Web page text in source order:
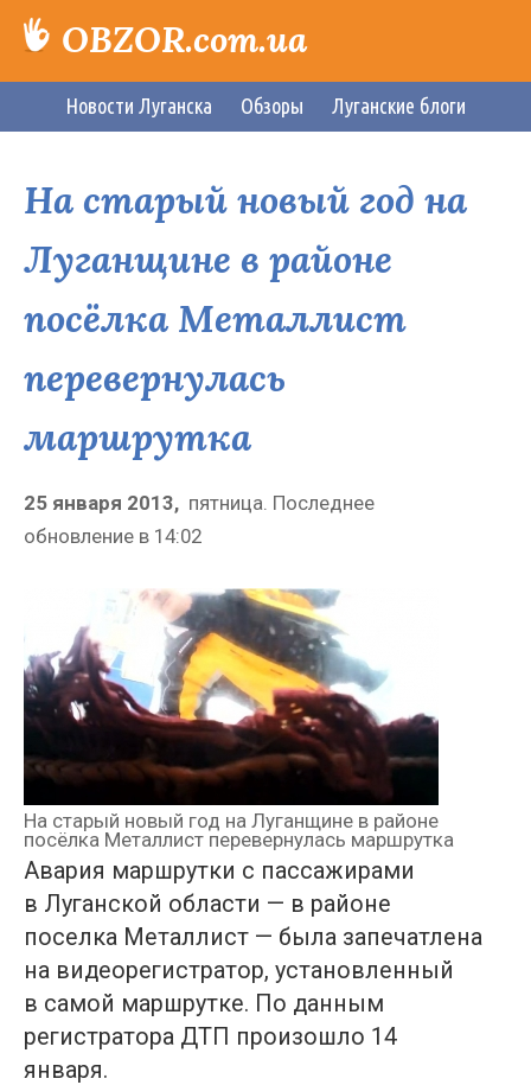
OBZOR.com.ua
Новости Луганска Обзоры Луганские блоги
На старый новый год на
Луганщине в районе
посёлка Металлист
перевернулась
маршрутка
25 января 2013, пятница. Последнее
обновление в 14:02
На старый новый год на Луганщине в районе
посёлка Металлист перевернулась маршрутка
Авария маршрутки с пассажирами
в Луганской области — в районе
поселка Металлист — была запечатлена
на видеорегистратор, установленный
в самой маршрутке. По данным
регистратора ДТП произошло 14
января.